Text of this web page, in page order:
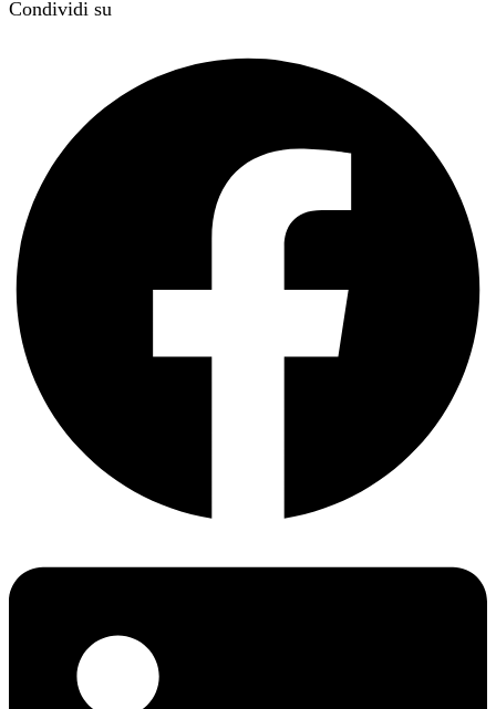
Condividi su